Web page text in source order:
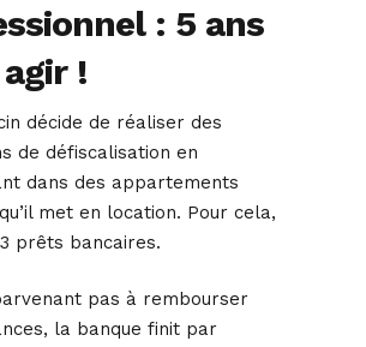
: 5 ans
!
décide de réaliser des
de défiscalisation en
dans des appartements
met en location. Pour cela,
prêts bancaires.
pas à rembourser
la banque finit par